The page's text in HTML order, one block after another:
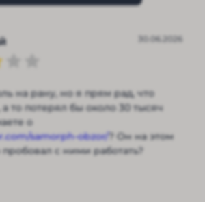
30.06.2026
на рану, но я прям рад, что
то потерял бы около 30 тысяч
о
samorph-obzor/? Он на этом
пробовал с ними работать?